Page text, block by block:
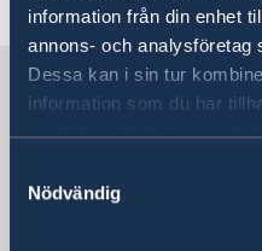
information från din enhet
annons- och analysföretag
Dessa kan i sin tur
information som du har
samlat in när du har
Nödvändig
Sverige i Eritrea